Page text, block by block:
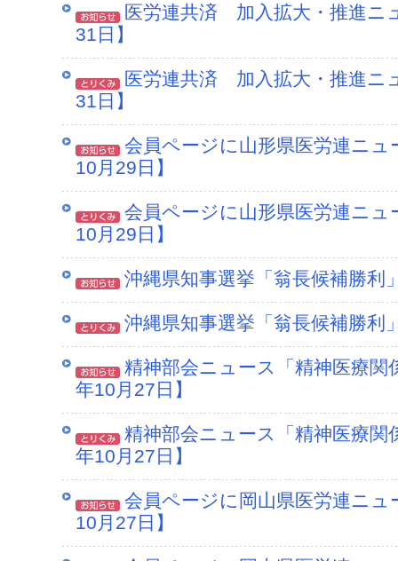
医労連共済 加入拡大・推進ニ
31日】
医労連共済 加入拡大・推進ニ
31日】
会員ページに山形県医労連ニ
10月29日】
会員ページに山形県医労連ニ
10月29日】
沖縄県知事選挙「翁長候補勝利
沖縄県知事選挙「翁長候補勝利
精神部会ニュース「精神医療関
年10月27日】
精神部会ニュース「精神医療関
年10月27日】
会員ページに岡山県医労連ニ
10月27日】